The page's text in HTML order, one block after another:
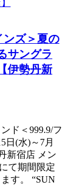
ンズ＞夏の
サングラ
伊勢丹新
ド＜999.9/フ
日(水)～7月
新宿店 メン
て期間限定
す。 “SUN